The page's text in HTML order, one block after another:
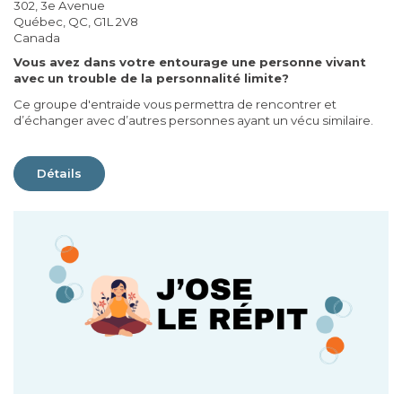
302, 3e Avenue
Québec, QC, G1L 2V8
Canada
Vous avez dans votre entourage une personne vivant
avec un trouble de la personnalité limite?
Ce groupe d'entraide vous permettra de rencontrer et
d’échanger avec d’autres personnes ayant un vécu similaire.
Détails